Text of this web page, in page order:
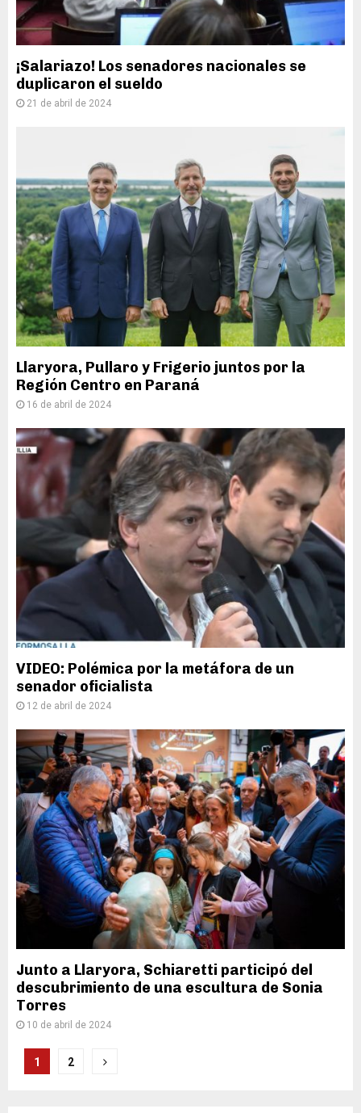
¡Salariazo! Los senadores nacionales se
duplicaron el sueldo
21 de abril de 2024
Llaryora, Pullaro y Frigerio juntos por la
Región Centro en Paraná
16 de abril de 2024
VIDEO: Polémica por la metáfora de un
senador oficialista
12 de abril de 2024
Junto a Llaryora, Schiaretti participó del
descubrimiento de una escultura de Sonia
Torres
10 de abril de 2024
Paginación
1 2